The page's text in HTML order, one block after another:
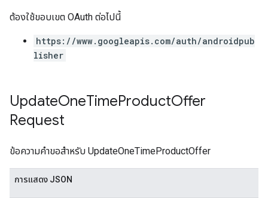
ต้องใช้ขอบเขต OAuth ต่อไปนี้
https://www.googleapis.com/auth/androidpub
lisher
UpdateOneTimeProductOffer
Request
ข้อความคำขอสำหรับ UpdateOneTimeProductOffer
การแสดง JSON